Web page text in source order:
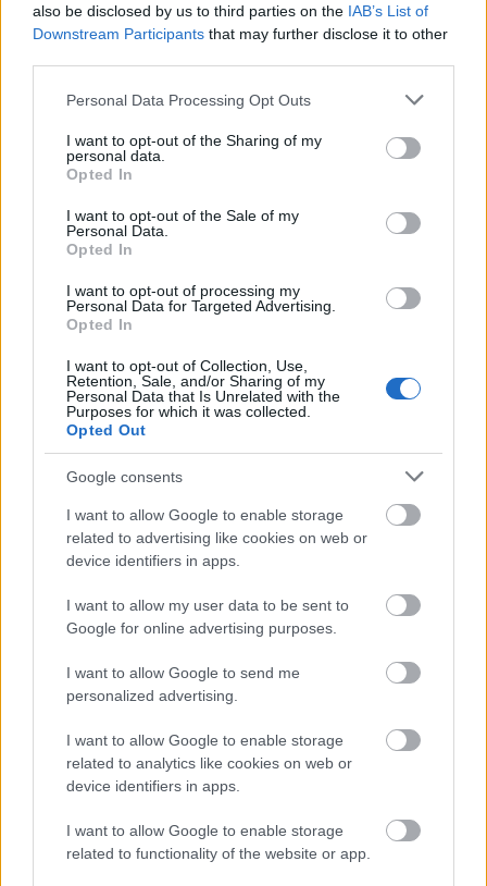
also be disclosed by us to third parties on the IAB’s List of
Downstream Participants that may further disclose it to other
Please note that this website/app uses one or more Google
not limited to your visit or usage behaviour. You may click to
grant or deny consent to Google and its third-party tags to
use your data for below specified purposes in below Google
consent section.
Personal Data Processing Opt Outs
I want to opt-out of the Sharing of my
personal data.
Opted In
I want to opt-out of the Sale of my
Personal Data.
Opted In
I want to opt-out of processing my
Personal Data for Targeted Advertising.
Opted In
I want to opt-out of Collection, Use,
Retention, Sale, and/or Sharing of my
Personal Data that Is Unrelated with the
Purposes for which it was collected.
Opted Out
Google consents
I want to allow Google to enable storage
related to advertising like cookies on web or
device identifiers in apps.
I want to allow my user data to be sent to
Google for online advertising purposes.
I want to allow Google to send me
personalized advertising.
I want to allow Google to enable storage
related to analytics like cookies on web or
device identifiers in apps.
I want to allow Google to enable storage
related to functionality of the website or app.
színpadon. Koncertezik többek között a Back
II Black, a Zorall, a Kerekes Band, a Kiss
Forever Band, Mujahid Zoltán, Dopeman, a
Szombaton délután ad mini koncertet a
Symában Alex de Grassi, aki az idei
magyarországi Nemzetközi Akusztikusgitár
Fesztivál sztárvendége. A Grammy-díjra is
jelölt De Grassi a pengetési technikák
változatos alkalmazásával zenekarszerű
hangzást hozott létre. A virtuóz zenész, aki
eddig tizenhat lemezt adott ki, szerdán
workshopot tart a főváros I. kerületében
(Stageshop), csütörtökön Szolnokon,
pénteken pedig a Budapesti Fonóban lép fel.
A Hangfoglalás koncertjeit dedikálások,
egészítik ki. Valamennyi program ingyenesen
látogatható; az eseményeket a
hangfoglalasonline.hu oldalon is közvetítik a
szervezők.
Forrás:MTI